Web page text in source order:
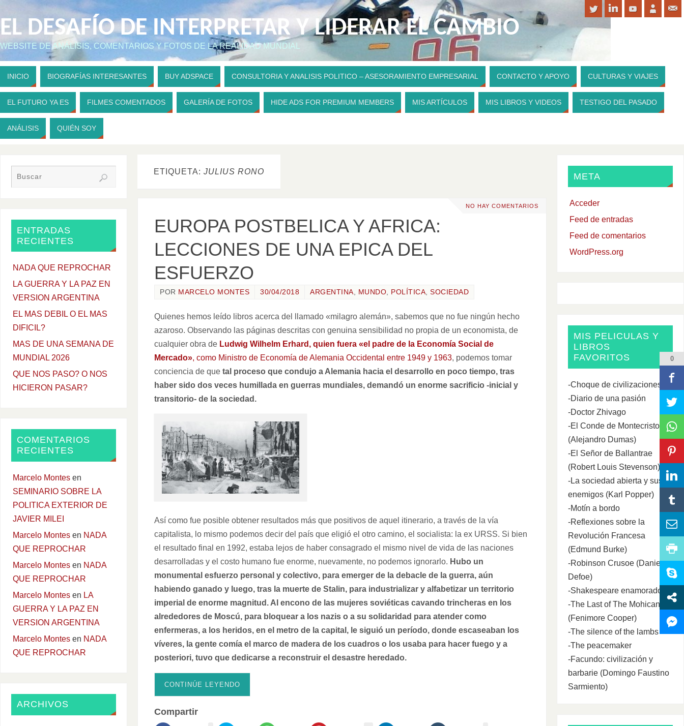
EL DESAFÍO DE INTERPRETAR Y LIDERAR EL CAMBIO
WEBSITE DE ANÁLISIS, COMENTARIOS Y FOTOS DE LA REALIDAD MUNDIAL
PARA CONTRIBUIR A MI WEBSITE
INICIO BIOGRAFÍAS INTERESANTES BUY ADSPACE CONSULTORIA Y ANALISIS POLITICO – ASESORAMIENTO EMPRESARIAL CONTACTO Y APOYO CULTURAS Y VIAJES
EL FUTURO YA ES FILMES COMENTADOS GALERÍA DE FOTOS HIDE ADS FOR PREMIUM MEMBERS MIS ARTÍCULOS MIS LIBROS Y VIDEOS TESTIGO DEL PASADO
ANÁLISIS QUIÉN SOY
ETIQUETA: JULIUS RONO
NO HAY COMENTARIOS
EUROPA POSTBELICA Y AFRICA:
LECCIONES DE UNA EPICA DEL
ESFUERZO
POR MARCELO MONTES 30/04/2018 ARGENTINA, MUNDO, POLÍTICA, SOCIEDAD
Quienes hemos leído libros acerca del llamado «milagro alemán», sabemos que no fue ningún hecho
azaroso. Observando las páginas descritas con genuina sensibilidad no propia de un economista, de
cualquier obra de Ludwig Wilhelm Erhard, quien fuera «el padre de la Economía Social de
Mercado», como Ministro de Economía de Alemania Occidental entre 1949 y 1963, podemos tomar
conciencia de que tal proceso que condujo a Alemania hacia el desarrollo en poco tiempo, tras
haber sido dos veces humillada en guerras mundiales, demandó un enorme sacrificio -inicial y
transitorio- de la sociedad.
Así como fue posible obtener resultados más que positivos de aquel itinerario, a través de la vía
capitalista, lo mismo podemos decir del país que eligió el otro camino, el socialista: la ex URSS. Si bien
el resultado final en 1992, estaba lejos de haber consagrado el mismo nivel de vida de las naciones
desarrolladas y el costo humano fue enorme, nuevamente, no podemos ignorarlo. Hubo un
monumental esfuerzo personal y colectivo, para emerger de la debacle de la guerra, aún
habiendo ganado y luego, tras la muerte de Stalin, para industrializar y alfabetizar un territorio
imperial de enorme magnitud. Al encono de las mujeres soviéticas cavando trincheras en los
alrededores de Moscú, para bloquear a los nazis o a su solidaridad para atender como
enfermeras, a los heridos, en el metro de la capital, le siguió un período, donde escaseaban los
víveres, la gente comía el marco de madera de los cuadros o los usaba para hacer fuego y a
posteriori, tuvo que dedicarse a reconstruir el desastre heredado.
CONTINÚE LEYENDO
Compartir
ENTRADAS
RECIENTES
NADA QUE REPROCHAR
LA GUERRA Y LA PAZ EN
VERSION ARGENTINA
EL MAS DEBIL O EL MAS
DIFICIL?
MAS DE UNA SEMANA DE
MUNDIAL 2026
QUE NOS PASO? O NOS
HICIERON PASAR?
COMENTARIOS
RECIENTES
Marcelo Montesen
SEMINARIO SOBRE LA
POLITICA EXTERIOR DE
JAVIER MILEI
Marcelo Montesen NADA
QUE REPROCHAR
Marcelo Montesen NADA
QUE REPROCHAR
Marcelo Montesen LA
GUERRA Y LA PAZ EN
VERSION ARGENTINA
Marcelo Montesen NADA
QUE REPROCHAR
ARCHIVOS
META
Acceder
Feed de entradas
Feed de comentarios
WordPress.org
MIS PELICULAS Y
LIBROS
FAVORITOS
-Choque de civilizaciones
-Diario de una pasión
-Doctor Zhivago
-El Conde de Montecristo
(Alejandro Dumas)
-El Señor de Ballantrae
(Robert Louis Stevenson)
-La sociedad abierta y sus
enemigos (Karl Popper)
-Motín a bordo
-Reflexiones sobre la
Revolución Francesa
(Edmund Burke)
-Robinson Crusoe (Daniel
Defoe)
-Shakespeare enamorado
-The Last of The Mohicans
(Fenimore Cooper)
-The silence of the lambs
-The peacemaker
-Facundo: civilización y
barbarie (Domingo Faustino
Sarmiento)
0